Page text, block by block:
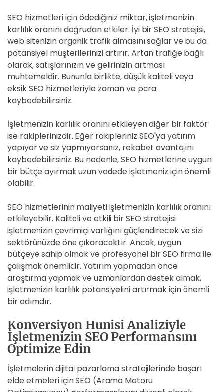
SEO hizmetleri için ödediğiniz miktar, işletmenizin
karlılık oranını doğrudan etkiler. İyi bir SEO stratejisi,
web sitenizin organik trafik almasını sağlar ve bu da
potansiyel müşterilerinizi artırır. Artan trafiğe bağlı
olarak, satışlarınızın ve gelirinizin artması
muhtemeldir. Bununla birlikte, düşük kaliteli veya
eksik SEO hizmetleriyle zaman ve para
kaybedebilirsiniz.
İşletmenizin karlılık oranını etkileyen diğer bir faktör
ise rakiplerinizdir. Eğer rakipleriniz SEO'ya yatırım
yapıyor ve siz yapmıyorsanız, rekabet avantajını
kaybedebilirsiniz. Bu nedenle, SEO hizmetlerine uygun
bir bütçe ayırmak uzun vadede işletmeniz için önemli
olabilir.
SEO hizmetlerinin maliyeti işletmenizin karlılık oranını
etkileyebilir. Kaliteli ve etkili bir SEO stratejisi
işletmenizin çevrimiçi varlığını güçlendirecek ve sizi
sektörünüzde öne çıkaracaktır. Ancak, uygun
bütçeye sahip olmak ve profesyonel bir SEO firma ile
çalışmak önemlidir. Yatırım yapmadan önce
araştırma yapmak ve uzmanlardan destek almak,
işletmenizin karlılık potansiyelini artırmak için önemli
bir adımdır.
Konversiyon Hunisi Analiziyle
İşletmenizin SEO Performansını
Optimize Edin
İşletmelerin dijital pazarlama stratejilerinde başarı
elde etmeleri için SEO (Arama Motoru